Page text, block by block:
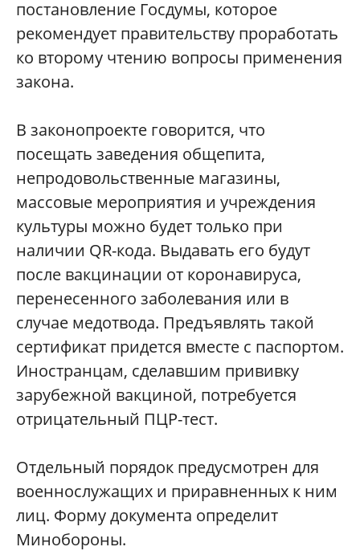
постановление Госдумы, которое
рекомендует правительству проработать
ко второму чтению вопросы применения
закона.
В законопроекте говорится, что
посещать заведения общепита,
непродовольственные магазины,
массовые мероприятия и учреждения
культуры можно будет только при
наличии QR-кода. Выдавать его будут
после вакцинации от коронавируса,
перенесенного заболевания или в
случае медотвода. Предъявлять такой
сертификат придется вместе с паспортом.
Иностранцам, сделавшим прививку
зарубежной вакциной, потребуется
отрицательный ПЦР-тест.
Отдельный порядок предусмотрен для
военнослужащих и приравненных к ним
лиц. Форму документа определит
Минобороны.